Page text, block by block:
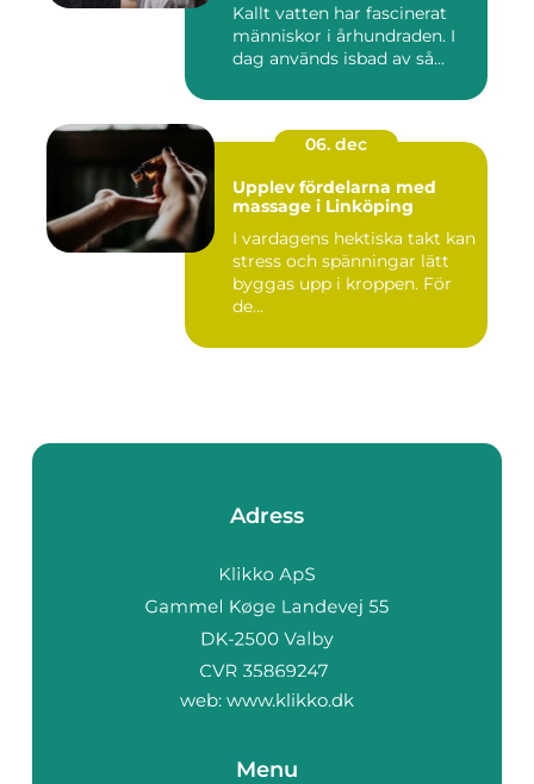
Kallt vatten har fascinerat
människor i århundraden. I
dag används isbad av så...
06. dec
Upplev fördelarna med
massage i Linköping
I vardagens hektiska takt kan
stress och spänningar lätt
byggas upp i kroppen. För
de...
Adress
web: www.klikko.dk
Menu